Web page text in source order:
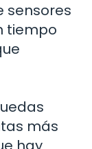
sensores
tiempo
más